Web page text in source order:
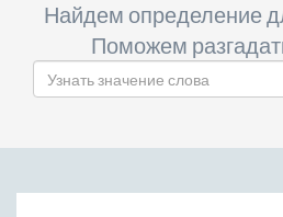
Найдем определение
Поможем